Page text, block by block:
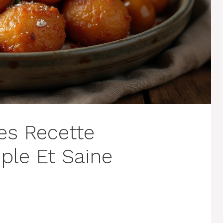
Recette
Et Saine